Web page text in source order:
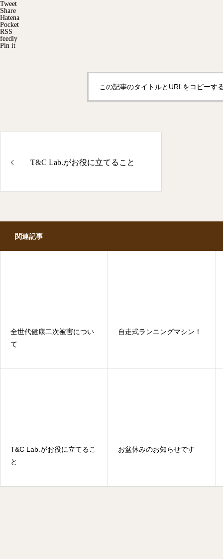
Tweet
Share
Hatena
Pocket
RSS
feedly
Pin it
この記事のタイトルとURLをコピーす
T&C Lab.がお役に立てること
関連記事
全世代健康二次被害につい
て
自走式ランニングマシン！
T&C Lab.がお役に立てるこ
と
お盆休みのお知らせです